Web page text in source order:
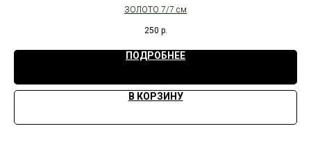
ЗОЛОТО 7/7 см
250 р.
ПОДРОБНЕЕ
В КОРЗИНУ